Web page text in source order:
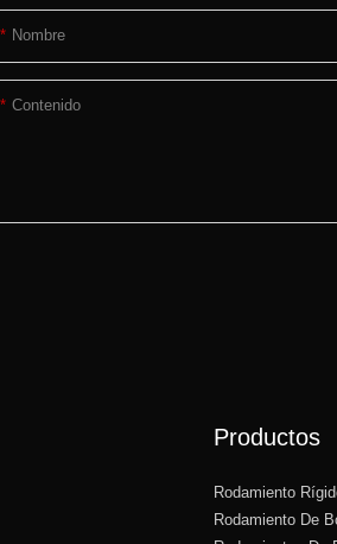
Nombre
Contenido
Productos
Rodamiento
Rodamiento De